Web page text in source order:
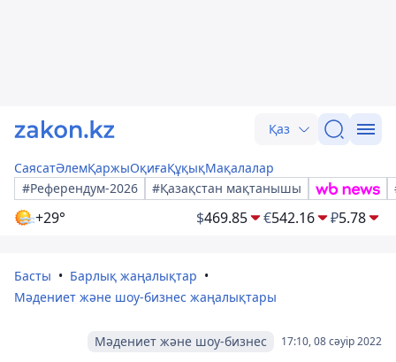
Қаз
СаясатӘлемҚаржыОқиғаҚұқықМақалалар
#Референдум-2026
#Қазақстан мақтанышы
+29° $469.85 €542.16 ₽5.78
Басты
Барлық жаңалықтар
Мәдениет және шоу-бизнес жаңалықтары
17:10, 08 сәуір 2022
Мәдениет және шоу-бизнес